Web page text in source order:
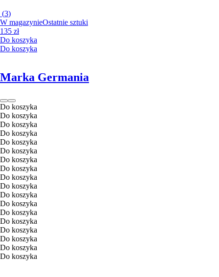
(3)
W magazynieOstatnie sztuki
135 zł
Do koszyka
Do koszyka
Marka Germania
Do koszyka
Do koszyka
Do koszyka
Do koszyka
Do koszyka
Do koszyka
Do koszyka
Do koszyka
Do koszyka
Do koszyka
Do koszyka
Do koszyka
Do koszyka
Do koszyka
Do koszyka
Do koszyka
Do koszyka
Do koszyka